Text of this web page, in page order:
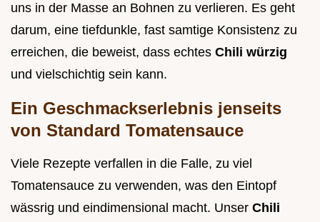
uns in der Masse an Bohnen zu verlieren. Es geht
darum, eine tiefdunkle, fast samtige Konsistenz zu
erreichen, die beweist, dass echtes Chili würzig
und vielschichtig sein kann.
Ein Geschmackserlebnis jenseits
von Standard Tomatensauce
Viele Rezepte verfallen in die Falle, zu viel
Tomatensauce zu verwenden, was den Eintopf
wässrig und eindimensional macht. Unser Chili